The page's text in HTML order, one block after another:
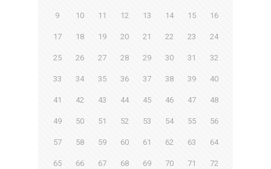
9 10 11 12 13 14 15 16
17 18 19 20 21 22 23 24
25 26 27 28 29 30 31 32
33 34 35 36 37 38 39 40
41 42 43 44 45 46 47 48
49 50 51 52 53 54 55 56
57 58 59 60 61 62 63 64
65 66 67 68 69 70 71 72